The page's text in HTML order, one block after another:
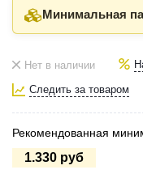
Минимальная
Нет в наличии
Следить за товаром
Рекомендованная
1.330 руб